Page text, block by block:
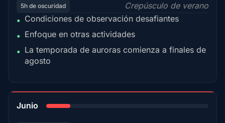
5h de oscuridad
Crepúsculo de verano
• Condiciones de observación desafiantes
• Enfoque en otras actividades
• La temporada de auroras comienza a finales de
agosto
Junio